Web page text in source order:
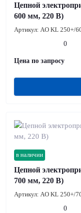
Цепной
600 мм, 220 В)
Артикул: AO KL 250+/
0
Цена по запросу
в наличии
Цепной
700 мм, 220 В)
Артикул: AO KL 250+/
0